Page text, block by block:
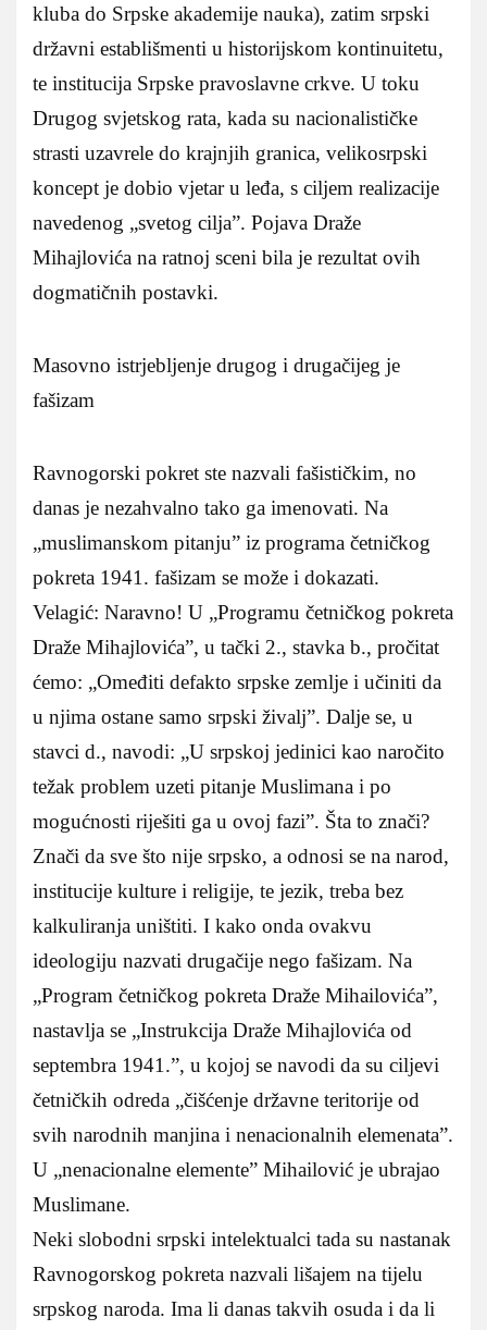
kluba do Srpske akademije nauka), zatim srpski
državni establišmenti u historijskom kontinuitetu,
te institucija Srpske pravoslavne crkve. U toku
Drugog svjetskog rata, kada su nacionalističke
strasti uzavrele do krajnjih granica, velikosrpski
koncept je dobio vjetar u leđa, s ciljem realizacije
navedenog „svetog cilja”. Pojava Draže
Mihajlovića na ratnoj sceni bila je rezultat ovih
dogmatičnih postavki.
Masovno istrjebljenje drugog i drugačijeg je
fašizam
Ravnogorski pokret ste nazvali fašističkim, no
danas je nezahvalno tako ga imenovati. Na
„muslimanskom pitanju” iz programa četničkog
pokreta 1941. fašizam se može i dokazati.
Velagić: Naravno! U „Programu četničkog pokreta
Draže Mihajlovića”, u tački 2., stavka b., pročitat
ćemo: „Omeđiti defakto srpske zemlje i učiniti da
u njima ostane samo srpski živalj”. Dalje se, u
stavci d., navodi: „U srpskoj jedinici kao naročito
težak problem uzeti pitanje Muslimana i po
mogućnosti riješiti ga u ovoj fazi”. Šta to znači?
Znači da sve što nije srpsko, a odnosi se na narod,
institucije kulture i religije, te jezik, treba bez
kalkuliranja uništiti. I kako onda ovakvu
ideologiju nazvati drugačije nego fašizam. Na
„Program četničkog pokreta Draže Mihailovića”,
nastavlja se „Instrukcija Draže Mihajlovića od
septembra 1941.”, u kojoj se navodi da su ciljevi
četničkih odreda „čišćenje državne teritorije od
svih narodnih manjina i nenacionalnih elemenata”.
U „nenacionalne elemente” Mihailović je ubrajao
Muslimane.
Neki slobodni srpski intelektualci tada su nastanak
Ravnogorskog pokreta nazvali lišajem na tijelu
srpskog naroda. Ima li danas takvih osuda i da li